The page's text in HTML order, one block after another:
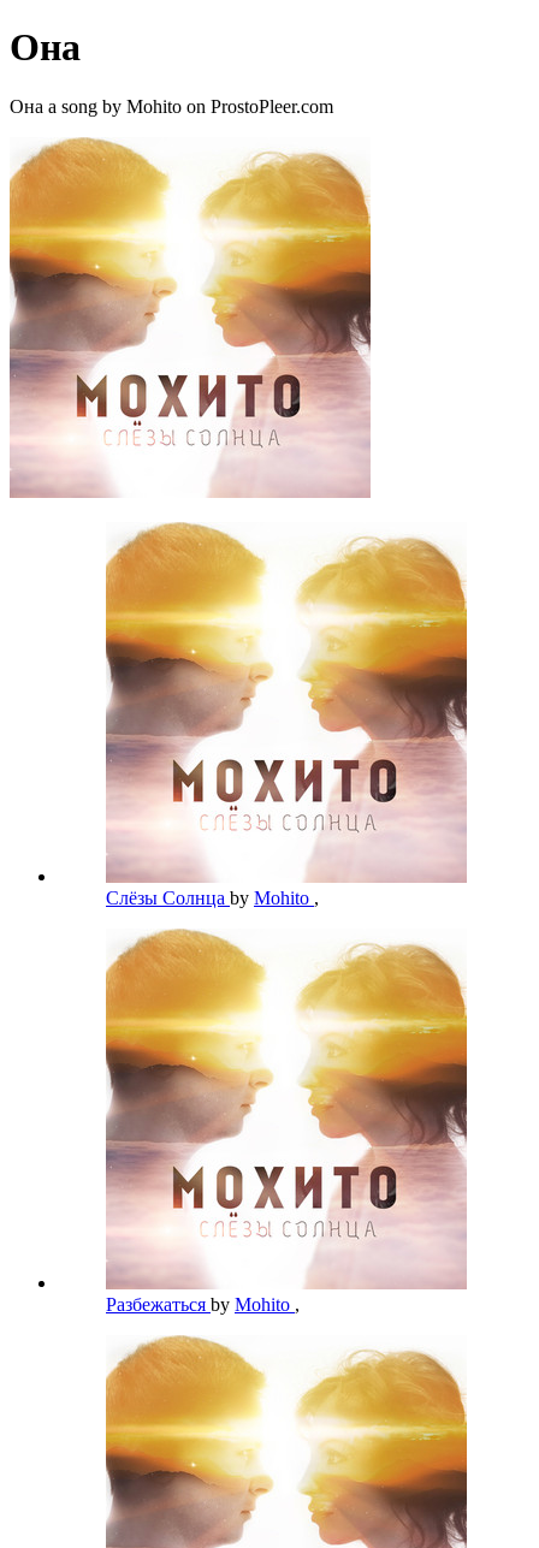
Она
Она a song by Mohito on ProstoPleer.com
Слёзы Солнца by Mohito ,
Разбежаться by Mohito ,